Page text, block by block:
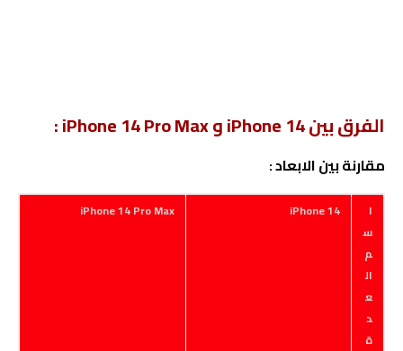
الفرقبين iPhone 14 و iPhone 14 Pro Max :
مقارنة بين الابعاد :
ا
س
م
ال
ع
د
ة
iPhone 14
iPhone 14 Pro Max